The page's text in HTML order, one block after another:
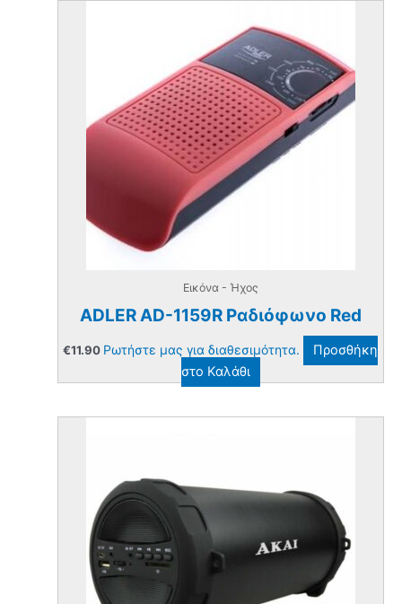
Εικόνα - Ήχος
ADLER AD-1159R Ραδιόφωνο Red
€11.90 Ρωτήστε μας για διαθεσιμότητα.
Προσθήκη
στο Καλάθι